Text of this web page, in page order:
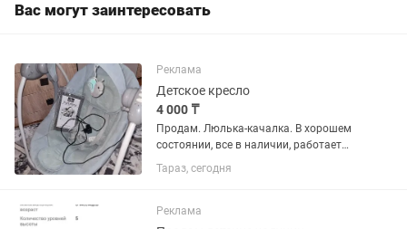
Вас могут заинтересовать
Реклама
Детское кресло
4 000 ₸
Продам. Люлька-качалка. В хорошем
состоянии, все в наличии, работает
музыка.
Тараз, сегодня
Реклама